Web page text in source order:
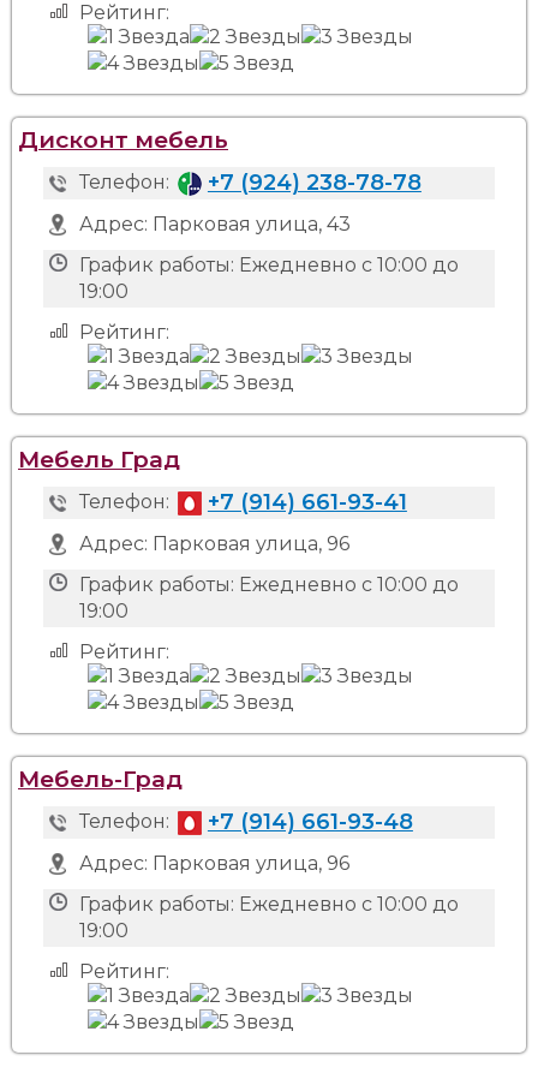
Рейтинг:
Дисконт мебель
Телефон: +7 (924) 238-78-78
Адрес: Парковая улица, 43
График работы: Ежедневно с 10:00 до
19:00
Рейтинг:
Мебель Град
Телефон: +7 (914) 661-93-41
Адрес: Парковая улица, 96
График работы: Ежедневно с 10:00 до
19:00
Рейтинг:
Мебель-Град
Телефон: +7 (914) 661-93-48
Адрес: Парковая улица, 96
График работы: Ежедневно с 10:00 до
19:00
Рейтинг: